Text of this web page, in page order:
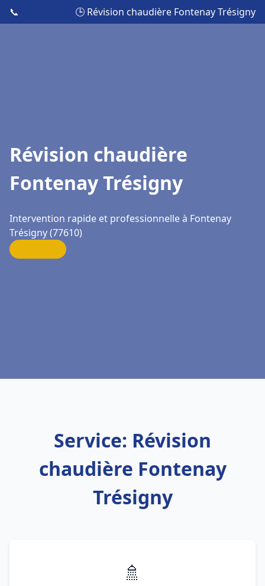
📞 🕒 Révision chaudière Fontenay Trésigny
Révision chaudière
Fontenay Trésigny
Intervention rapide et professionnelle à Fontenay
Trésigny (77610)
Service: Révision
chaudière Fontenay
Trésigny
🚿